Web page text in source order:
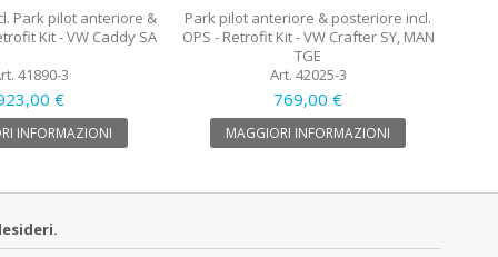
Park pilot anteriore &
Kit - VW Caddy SA
41890-3
€
INFORMAZIONI
Park pilot anteriore & posteriore incl.
OPS - Retrofit Kit - VW Crafter SY, MAN
TGE
Art. 42025-3
769,00 €
MAGGIORI INFORMAZIONI